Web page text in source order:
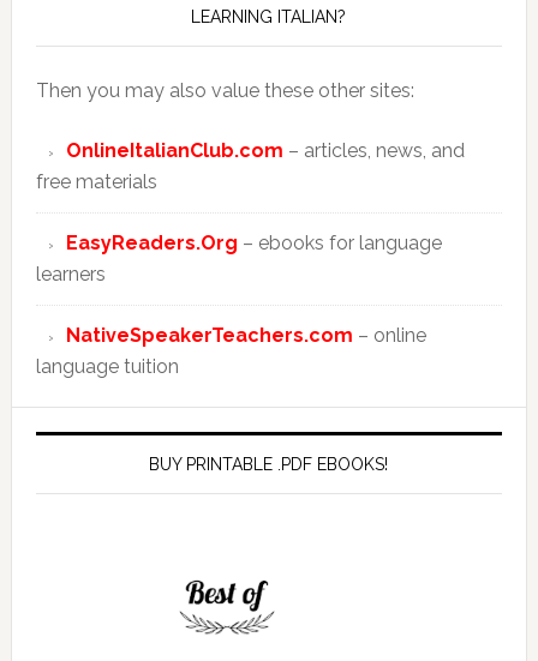
LEARNING ITALIAN?
Then you may also value these other sites:
OnlineItalianClub.com – articles, news, and
free materials
EasyReaders.Org – ebooks for language
learners
NativeSpeakerTeachers.com – online
language tuition
BUY PRINTABLE .PDF EBOOKS!